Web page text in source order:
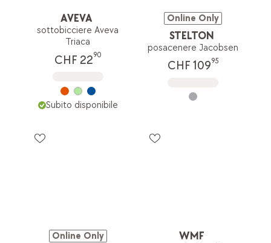
AVEVA
sottobicciere Aveva
Triaca
CHF 2290
Subito disponibile
Online Only
STELTON
posacenere Jacobsen
CHF 10995
Online Only WMF